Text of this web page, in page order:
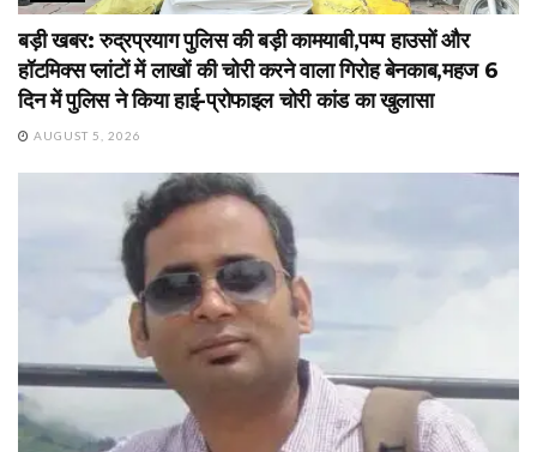
बड़ी खबर: रुद्रप्रयाग पुलिस की बड़ी कामयाबी,पम्प हाउसों और
हॉटमिक्स प्लांटों में लाखों की चोरी करने वाला गिरोह बेनकाब,महज 6
दिन में पुलिस ने किया हाई-प्रोफाइल चोरी कांड का खुलासा
AUGUST 5, 2026